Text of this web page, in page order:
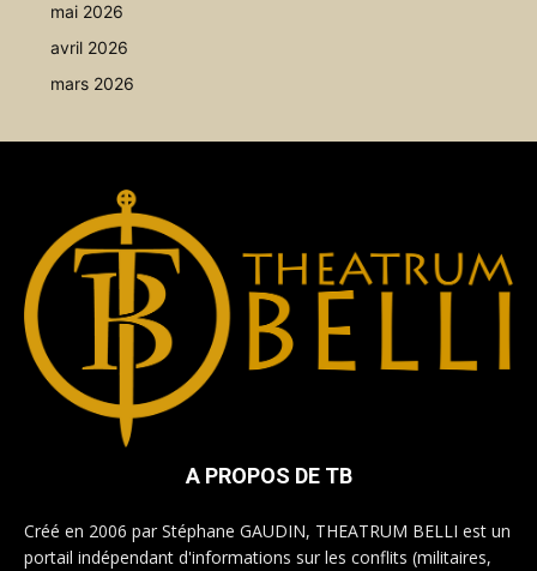
mai 2026
avril 2026
mars 2026
A PROPOS DE TB
Créé en 2006 par Stéphane GAUDIN, THEATRUM BELLI est un
portail indépendant d'informations sur les conflits (militaires,